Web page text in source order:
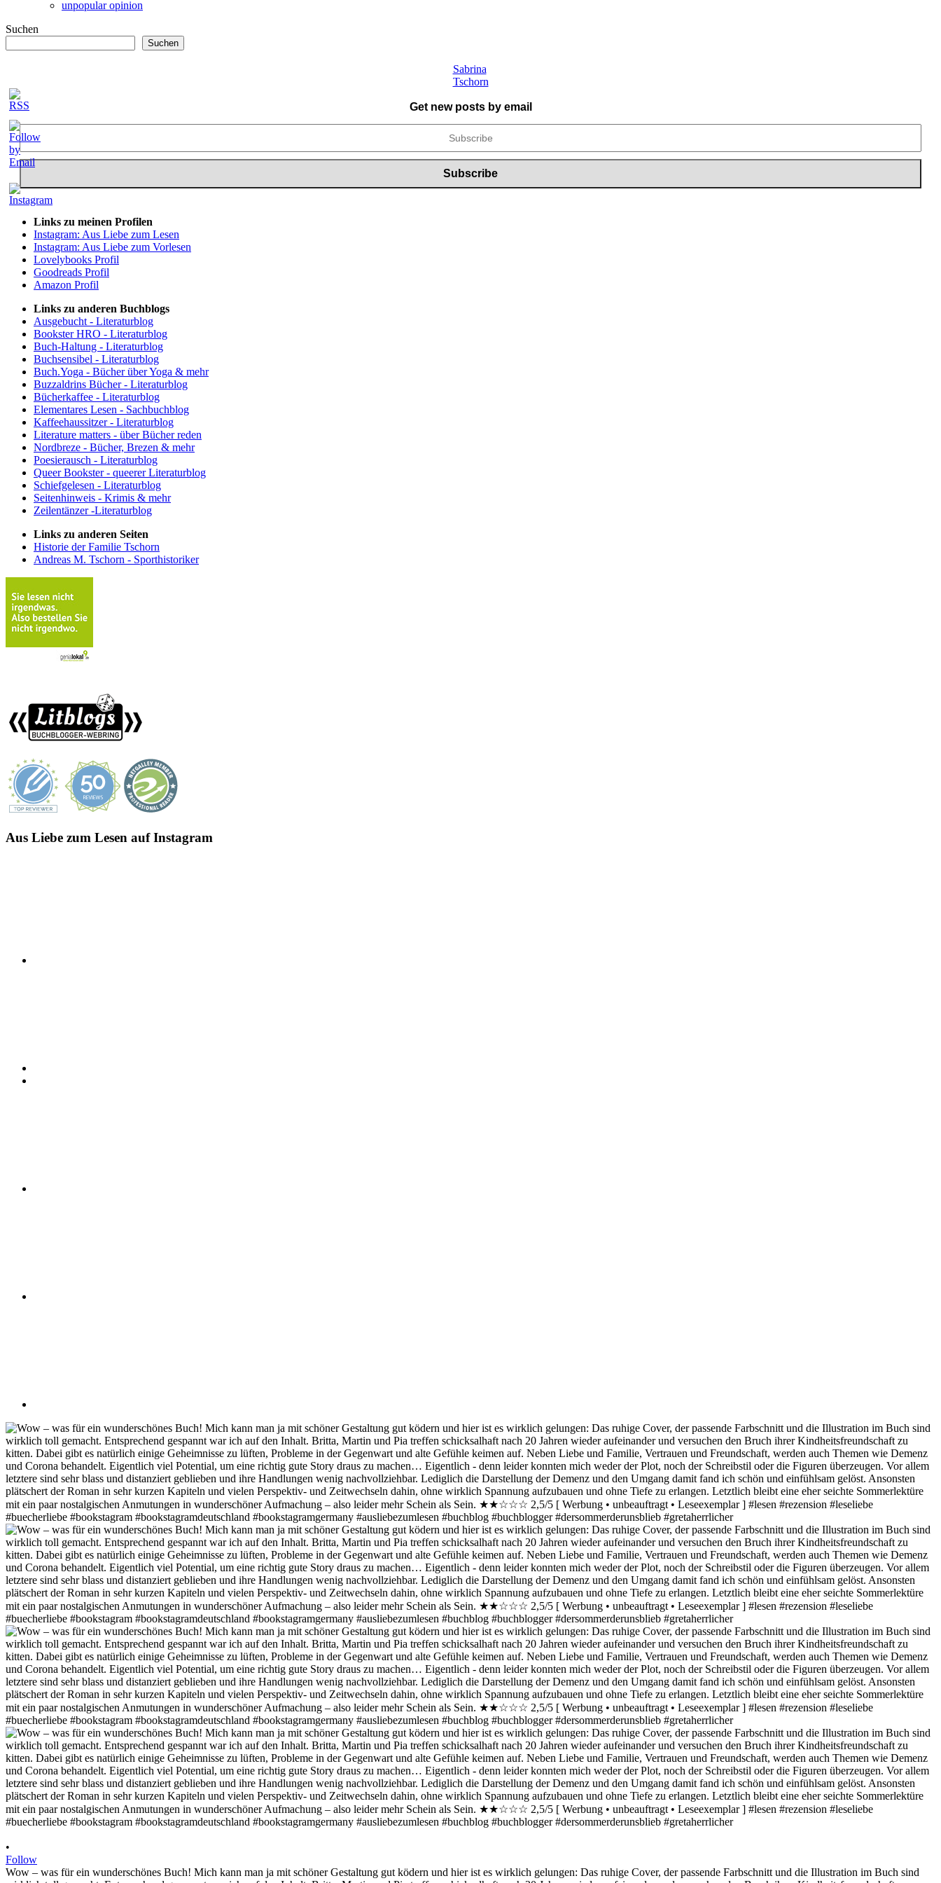
unpopular opinion
Suchen
Suchen
Sabrina
Tschorn
Get new posts by email
Links zu meinen Profilen
Instagram: Aus Liebe zum Lesen
Instagram: Aus Liebe zum Vorlesen
Lovelybooks Profil
Goodreads Profil
Amazon Profil
Links zu anderen Buchblogs
Ausgebucht - Literaturblog
Bookster HRO - Literaturblog
Buch-Haltung - Literaturblog
Buchsensibel - Literaturblog
Buch.Yoga - Bücher über Yoga & mehr
Buzzaldrins Bücher - Literaturblog
Bücherkaffee - Literaturblog
Elementares Lesen - Sachbuchblog
Kaffeehaussitzer - Literaturblog
Literature matters - über Bücher reden
Nordbreze - Bücher, Brezen & mehr
Poesierausch - Literaturblog
Queer Bookster - queerer Literaturblog
Schiefgelesen - Literaturblog
Seitenhinweis - Krimis & mehr
Zeilentänzer -Literaturblog
Links zu anderen Seiten
Historie der Familie Tschorn
Andreas M. Tschorn - Sporthistoriker
Aus Liebe zum Lesen auf Instagram
•
Follow
Wow – was für ein wunderschönes Buch! Mich kann man ja mit schöner Gestaltung gut ködern und hier ist es wirklich gelungen: Das ruhige Cover, der passende Farbschnitt und die Illustration im Buch sind